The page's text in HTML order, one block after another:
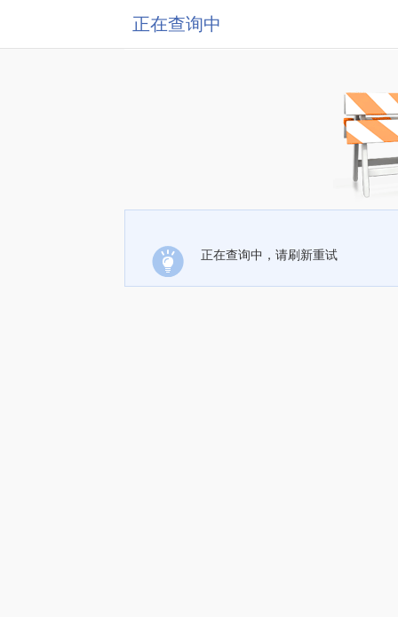
正在查询中
正在查询中，请刷新重试